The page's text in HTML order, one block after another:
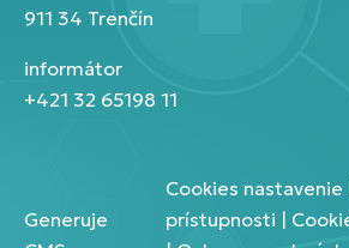
911 34 Trenčín
informátor
+421 32 65198 11
Generuje
Cookies nastavenie
prístupnosti |